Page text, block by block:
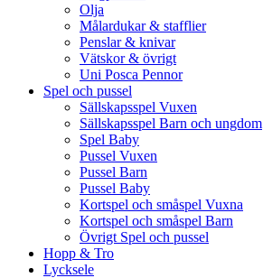
Olja
Målardukar & stafflier
Penslar & knivar
Vätskor & övrigt
Uni Posca Pennor
Spel och pussel
Sällskapsspel Vuxen
Sällskapsspel Barn och ungdom
Spel Baby
Pussel Vuxen
Pussel Barn
Pussel Baby
Kortspel och småspel Vuxna
Kortspel och småspel Barn
Övrigt Spel och pussel
Hopp & Tro
Lycksele